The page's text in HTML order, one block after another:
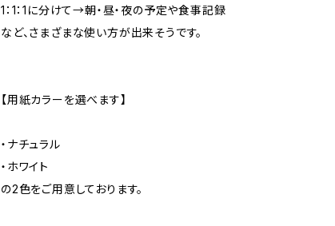
1：1：1に分けて→朝・昼・夜の予定や食事記録
など、さまざまな使い方が出来そうです。
【用紙カラーを選べます】
・ナチュラル
・ホワイト
の2色をご用意しております。